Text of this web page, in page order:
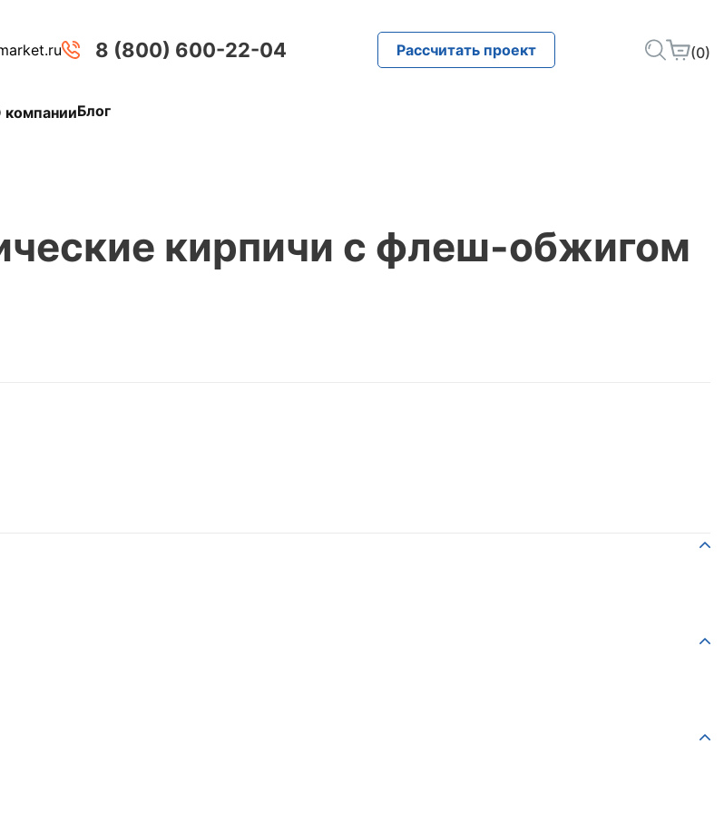
8 (800) 600-22-04 Рассчитать проект (0)
компанииБлог
кирпичи с флеш-обжигом